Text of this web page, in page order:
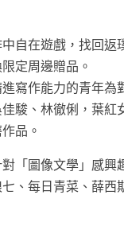
自在遊戲，找回返
定周邊贈品。
寫作能力的青年
駿、林徹俐，葉紅
品。
「圖像文學」感興
、每日青菜、薛